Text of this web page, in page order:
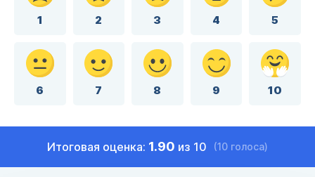
1 2 3 4 5
6 7 8 9 10
Итоговая оценка: 1.90 из 10 (10 голоса)